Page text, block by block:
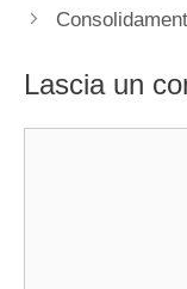
Lascia un